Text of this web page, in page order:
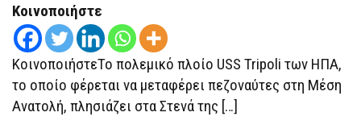
ΜΕΤΑΦΈΡΕΙ
ΑΜΕΡΙΚΑΝΟΎΣ
ΚΟΜΆΝΤΟΣ
ΣΤΗ
ΜΈΣΗ
ΑΝΑΤΟΛΉ
Κοινοποιήστε
ΚοινοποιήστεΤο πολεμικό πλοίο USS Tripoli των ΗΠΑ,
το οποίο φέρεται να μεταφέρει πεζοναύτες στη Μέση
Ανατολή, πλησιάζει στα Στενά της […]